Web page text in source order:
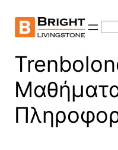
content